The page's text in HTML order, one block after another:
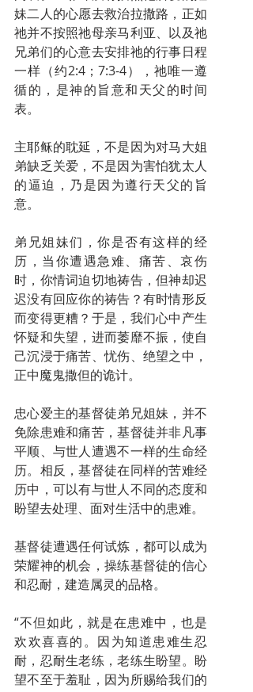
妹二人的心愿去救治拉撒路，正如
祂并不按照祂母亲马利亚、以及祂
兄弟们的心意去安排祂的行事日程
一样（约2:4；7:3-4），祂唯一遵
循的，是神的旨意和天父的时间
表。
主耶稣的耽延，不是因为对马大姐
弟缺乏关爱，不是因为害怕犹太人
的逼迫，乃是因为遵行天父的旨
意。
弟兄姐妹们，你是否有这样的经
历，当你遭遇急难、痛苦、哀伤
时，你情词迫切地祷告，但神却迟
迟没有回应你的祷告？有时情形反
而变得更糟？于是，我们心中产生
怀疑和失望，进而萎靡不振，使自
己沉浸于痛苦、忧伤、绝望之中，
正中魔鬼撒但的诡计。
忠心爱主的基督徒弟兄姐妹，并不
免除患难和痛苦，基督徒并非凡事
平顺、与世人遭遇不一样的生命经
历。相反，基督徒在同样的苦难经
历中，可以有与世人不同的态度和
盼望去处理、面对生活中的患难。
基督徒遭遇任何试炼，都可以成为
荣耀神的机会，操练基督徒的信心
和忍耐，建造属灵的品格。
“不但如此，就是在患难中，也是
欢欢喜喜的。因为知道患难生忍
耐，忍耐生老练，老练生盼望。盼
望不至于羞耻，因为所赐给我们的